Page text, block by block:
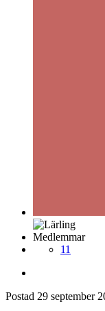
Medlemmar
11
Postad 29 september